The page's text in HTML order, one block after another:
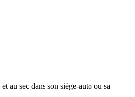
au sec dans son siège-auto ou sa